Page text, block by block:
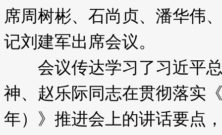
席周树彬、石尚贞、潘华伟
记刘建军出席会议。
会议传达学习了习近平总
神、赵乐际同志在贯彻落实
年）》推进会上的讲话要点